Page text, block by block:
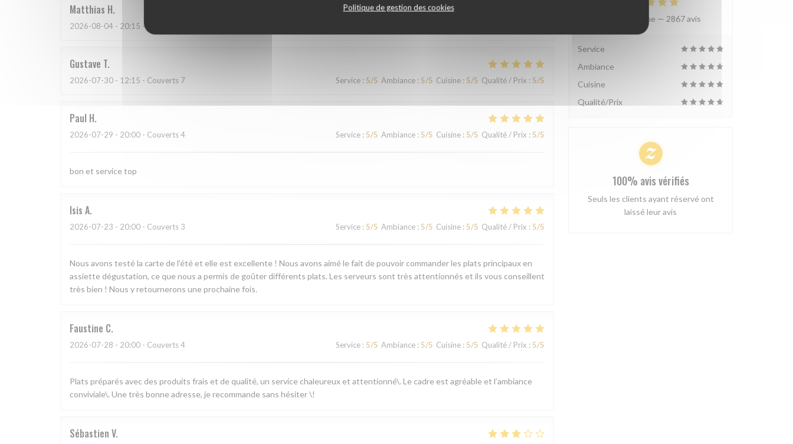
Politique de gestion des cookies
Matthias H
2026-08-04 - 20:15 - Couverts 9
Gustave T
2026-07-30 - 12:15 - Couverts 7 Service : 5/5 Ambiance : 5/5 Cuisine : 5/5 Qualité / Prix : 5/5
Paul H
2026-07-29 - 20:00 - Couverts 4 Service : 5/5 Ambiance :5/5 Cuisine : 5/5 Qualité / Prix : 5/5
bon et service top
Isis A
2026-07-23 - 20:00 - Couverts 3 Service : 5/5 Ambiance : 5/5 Cuisine : 5/5 Qualité / Prix : 5/5
Nous avons testé la carte de l'été et elle est excellente ! Nous avons aimé le fait de pouvoir commander les plats principaux en
assiette dégustation, ce que nous a permis de goûter différents plats. Les serveurs sont très attentionnés et ils vous conseillent
très bien ! Nous y retournerons une prochaine fois.
Faustine C
2026-07-28 - 20:00 - Couverts 4 Service : 5/5 Ambiance : 5/5 Cuisine : 5/5 Qualité / Prix : 5/5
Plats préparés avec des produits frais et de qualité, un service chaleureux et attentionné\. Le cadre est agréable et l’ambiance
conviviale\. Une très bonne adresse, je recommande sans hésiter \!
Sébastien V
Note moyenne — 2867 avis
Service
Ambiance
Cuisine
Qualité/Prix
100% avis vérifiés
Seuls les clients ayant réservé ont
laissé leur avis